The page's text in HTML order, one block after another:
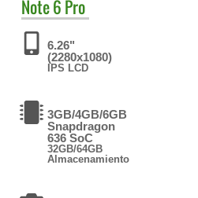
Note 6 Pro
6.26"
(2280x1080)
IPS LCD
3GB/4GB/6GB
Snapdragon
636 SoC
32GB/64GB
Almacenamiento